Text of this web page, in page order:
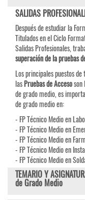
SALIDAS
Después de estudiar la
Titulados en el Ciclo
Salidas Profesionales,
superación de la pruebas
Los principales puestos
lasPruebas deAccesoson
de grado medio, es
de grado medio en:
- FP Técnico Medio en
- FP Técnico Medio en
- FP Técnico Medio en
- FP Técnico Medio en
- FP Técnico Medio en
TEMARIO Y
de Grado Medio